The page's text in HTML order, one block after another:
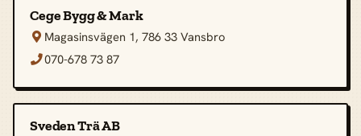
Cege Bygg & Mark
 Magasinsvägen 1, 786 33 Vansbro
070-678 73 87
Sveden Trä AB